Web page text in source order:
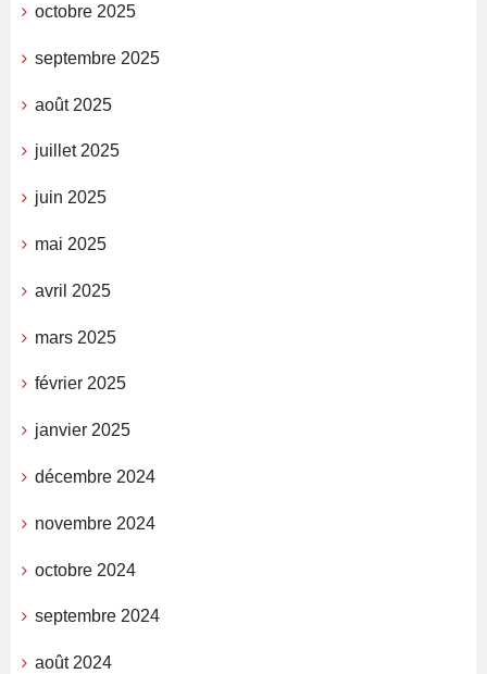
octobre 2025
septembre 2025
août 2025
juillet 2025
juin 2025
mai 2025
avril 2025
mars 2025
février 2025
janvier 2025
décembre 2024
novembre 2024
octobre 2024
septembre 2024
août 2024